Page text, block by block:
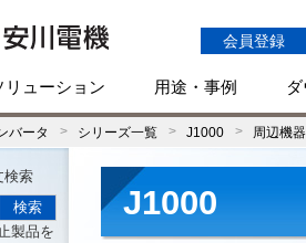
会員登録
リューション 用途・事例
バータ シリーズ一覧 J1000 周辺機
J1000
検索
製品を